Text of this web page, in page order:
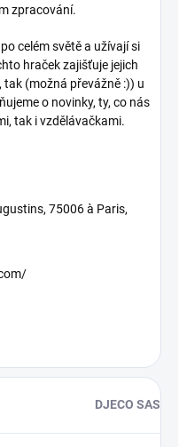
zpracování.
celém světě a užívají si
hraček zajišťuje jejich
(možná převážně :)) u
o novinky, ty, co nás
tak i vzdělávačkami.
75006 à Paris,
DJECO SAS